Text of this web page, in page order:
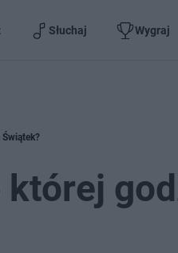
Słuchaj Wygraj
której